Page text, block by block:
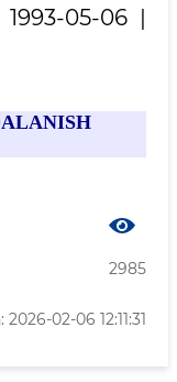
05-06 |
XII
2985
02-06 12:11:31